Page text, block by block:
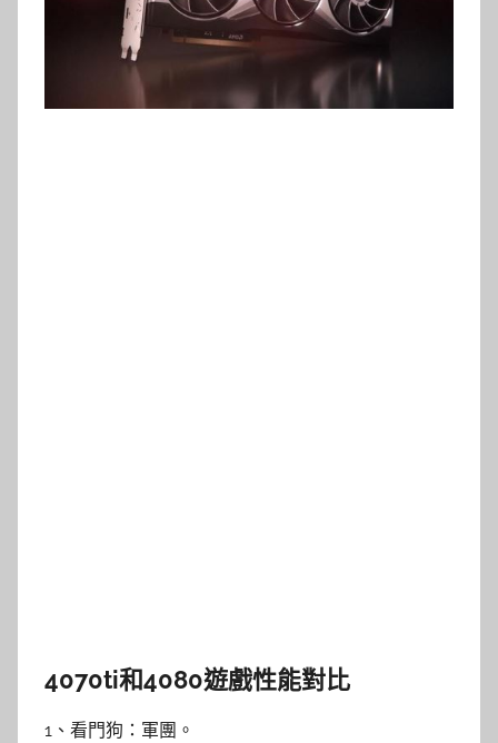
4070ti和4080遊戲性能對比
1、看門狗：軍團。